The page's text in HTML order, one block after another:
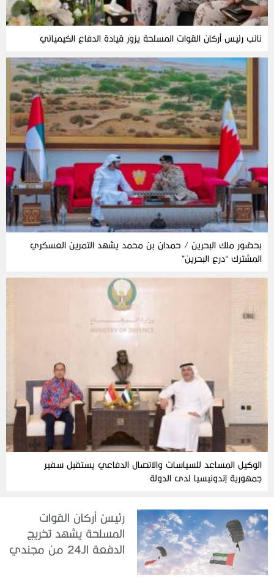
نائب رئيس أركان القوات المسلحة يزور قيادة الدفاع الكيميائي
بحضور ملك البحرين / حمدان بن محمد يشهد التمرين العسكري
المشترك “درع البحرين”
الوكيل المساعد للسياسات والاتصال الدفاعي يستقبل سفير
جمهورية إندونيسيا لدى الدولة
رئيسُ أركان القوات
المسلحة يشهد تخريج
الدفعة الـ24 من مجندي